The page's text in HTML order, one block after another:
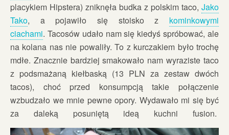
placykiem Hipstera) zniknęła budka z polskim taco, Jako
Tako, a pojawiło się stoisko z kominkowymi
ciachami. Tacosów udało nam się kiedyś spróbować, ale
na kolana nas nie powaliły. To z kurczakiem było trochę
mdłe. Znacznie bardziej smakowało nam wyraziste taco
z podsmażaną kiełbaską (13 PLN za zestaw dwóch
tacos), choć przed konsumpcją takie połączenie
wzbudzało we mnie pewne opory. Wydawało mi się być
za daleką posuniętą ideą kuchni fusion.